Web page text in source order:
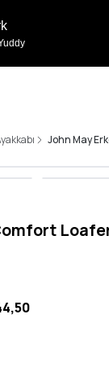
John May